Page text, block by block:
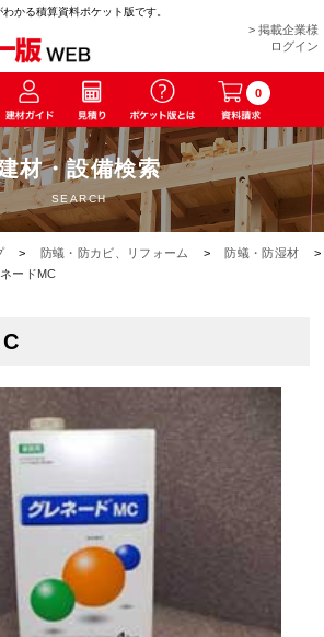
かる積算資料ポケット版です。
> 掲載企業様
ログイン
0
材・設備検索
SEARCH
> 防蟻・防カビ、リフォーム > 防蟻・防湿材
>
ードMC